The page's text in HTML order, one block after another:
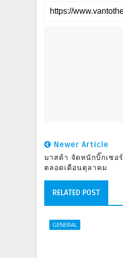
Newer Article
มาสด้า จัดหนักบิ๊กเซอ
ตลอดเดือนตุลาคม
RELATED POST
GENERAL